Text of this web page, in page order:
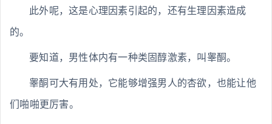
此外呢，这是心理因素引起的，还有生理因素造成
的。
要知道，男性体内有一种类固醇激素，叫睾酮。
睾酮可大有用处，它能够增强男人的杏欲，也能让他
们啪啪更厉害。